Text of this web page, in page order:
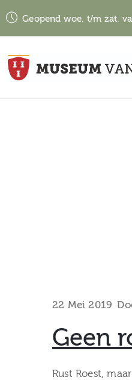
Geopend woe. t/m zat.
22 Mei 2019
Geen
Rust Roest,